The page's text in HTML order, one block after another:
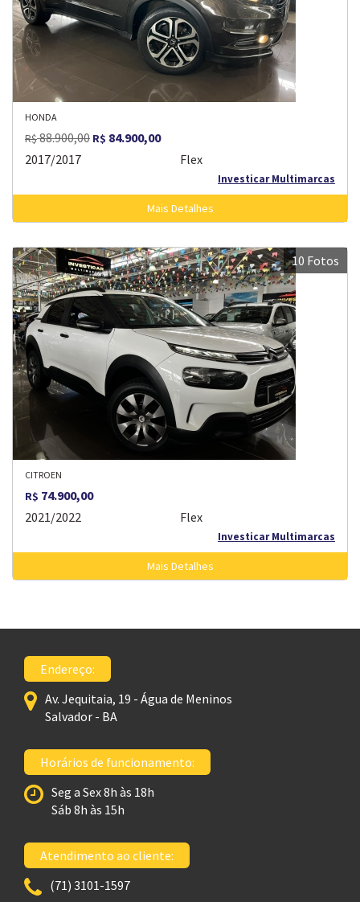
HONDA
R$88.900,00 R$ 84.900,00
2017/2017
Flex
Investicar Multimarcas
Mais Detalhes
10 Fotos
CITROEN
R$ 74.900,00
2021/2022
Flex
Investicar Multimarcas
Mais Detalhes
Endereço:
Av. Jequitaia, 19 - Água de Meninos
Salvador - BA
Horários de funcionamento:
Seg a Sex 8h às 18h
Sáb 8h às 15h
Atendimento ao cliente:
(71) 3101-1597